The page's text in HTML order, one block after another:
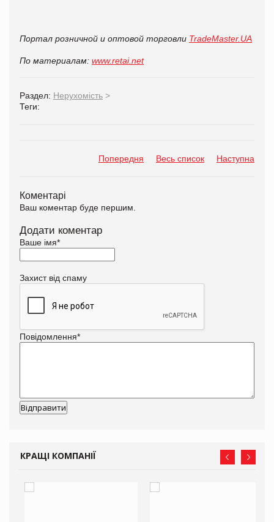
Портал розничной и оптовой торговли TradeMaster.UA
По материалам: www.retai.net
Раздел: Нерухомість >
Теги:
Попередня Весь список Наступна
Коментарі
Ваш коментар буде першим.
Додати коментар
Ваше імя*
Захист від спаму
Повідомлення*
КРАЩІ КОМПАНІЇ